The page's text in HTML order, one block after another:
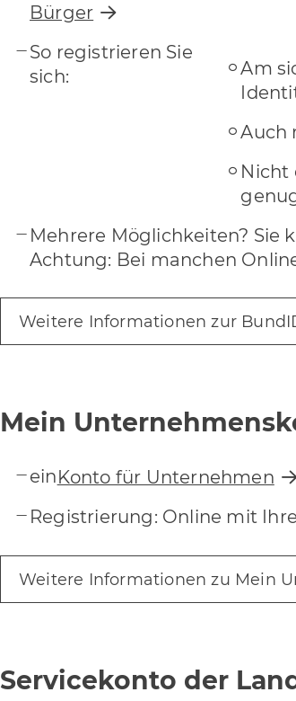
Bürger
So registrieren Sie
sich:
Am
Auch
Nicht
Mehrere Möglichkeiten? Sie
Achtung: Bei manchen
Weitere Informationen zur
Mein
einKonto für Unternehmen
Registrierung: Online mit
Weitere Informationen zu Mein
Servicekonto der